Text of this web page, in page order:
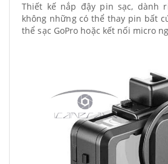
Thiết kế nắp đậy pin sạc, dành
không những có thể thay pin bất
thể sạc GoPro hoặc kết nối micro